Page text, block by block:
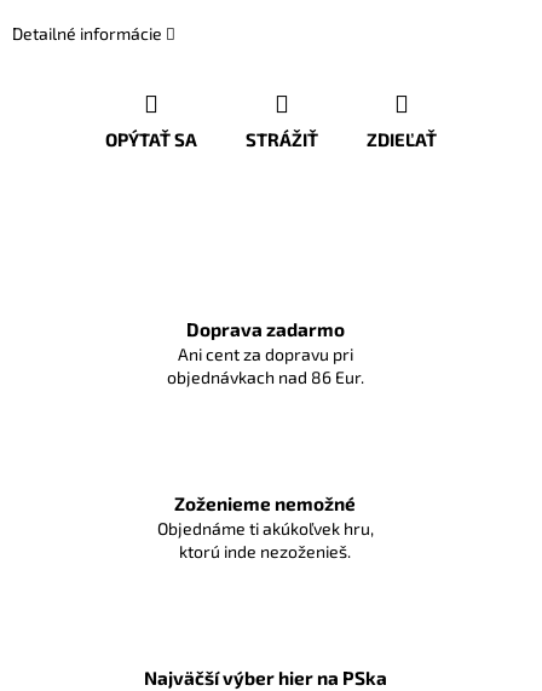
Detailné informácie
OPÝTAŤ SA STRÁŽIŤ ZDIEĽAŤ
Doprava zadarmo
Ani cent za dopravu pri
objednávkach nad 86 Eur.
Zoženieme nemožné
Objednáme ti akúkoľvek hru,
ktorú inde nezoženieš.
Najväčší výber hier na PSka